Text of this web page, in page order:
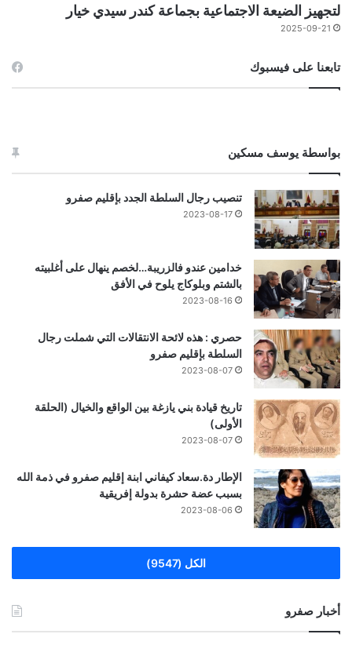
لتجهيز الضيعة الاجتماعية بجماعة كندر سيدي خيار
2025-09-21
تابعنا على فيسبوك
بواسطة يوسف مسكين
تنصيب رجال السلطة الجدد بإقليم صفرو
2023-08-17
خدامين عندو فالزريبة…لخصم ينهال على أغلبيته
بالشتم وبلوكاج يلوح في الأفق
2023-08-16
حصري : هذه لائحة الانتقالات التي شملت رجال
السلطة بإقليم صفرو
2023-08-07
تاريخ قيادة بني يازغة بين الواقع والخيال (الحلقة
الأولى)
2023-08-07
الإطار دة.سعاد كيفاني ابنة إقليم صفرو في ذمة الله
بسبب عضة حشرة بدولة إفريقية
2023-08-06
الكل (9547)
أخبار صفرو